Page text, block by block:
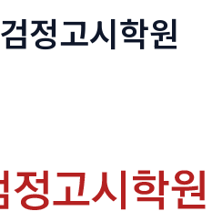
검정고시학원